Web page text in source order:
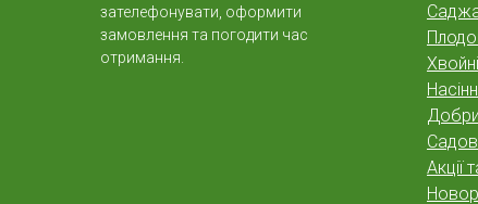
зателефонувати, оформити
замовлення та погодити час
отримання.
Акції